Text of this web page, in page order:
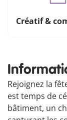
Créatif &
Rejoignez la
est temps de
bâtiment, un